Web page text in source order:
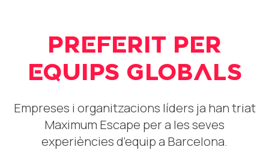
PREFERIT PER
EQUIPS GLOBALS
Empreses i organitzacions líders ja han triat
Maximum Escape per a les seves
experiències d’equip a Barcelona.